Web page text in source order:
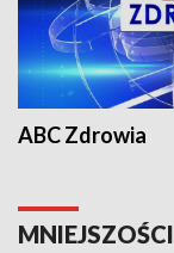
ABC Zdrowia
MNIEJSZOŚCI